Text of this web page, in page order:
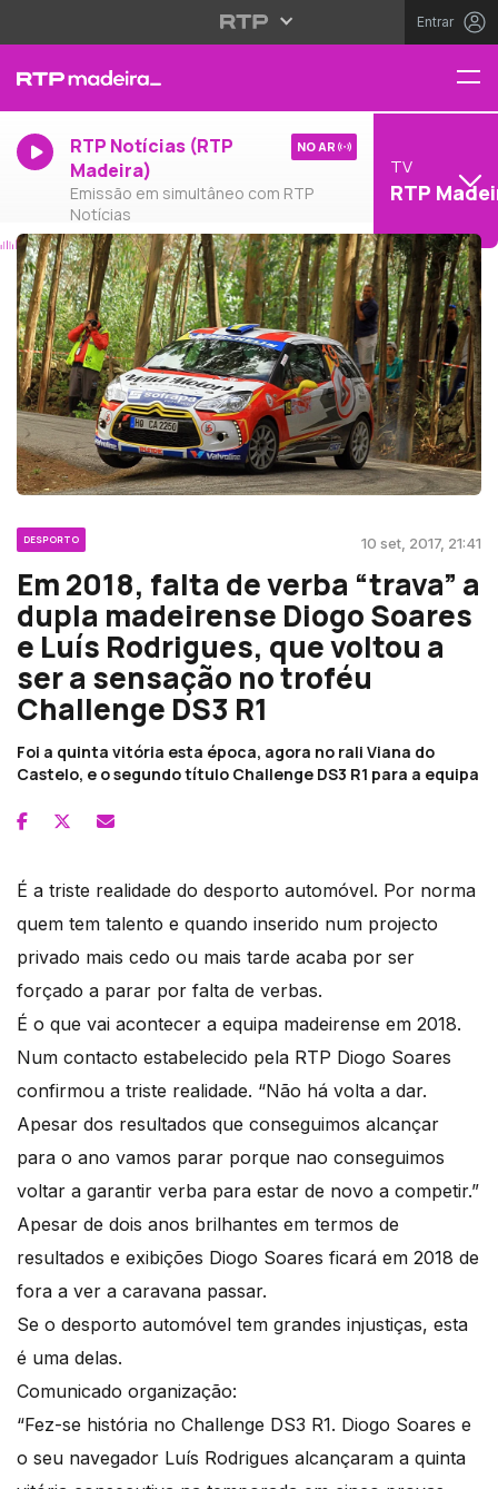
Entrar
RTP Notícias (RTP
Madeira)
Emissão em simultâneo com RTP
Notícias
NO AR
TV
RTP
DESPORTO 10 set, 2017, 21:41
Em 2018, falta de verba “trava” a
dupla madeirense Diogo Soares
e Luís Rodrigues, que voltou a
ser a sensação no troféu
Challenge DS3 R1
Foi a quinta vitória esta época, agora no rali Viana do
Castelo, e o segundo título Challenge DS3 R1 para a equipa
É a triste realidade do desporto automóvel. Por norma
quem tem talento e quando inserido num projecto
privado mais cedo ou mais tarde acaba por ser
forçado a parar por falta de verbas.
É o que vai acontecer a equipa madeirense em 2018.
Num contacto estabelecido pela RTP Diogo Soares
confirmou a triste realidade. “Não há volta a dar.
Apesar dos resultados que conseguimos alcançar
para o ano vamos parar porque nao conseguimos
voltar a garantir verba para estar de novo a competir.”
Apesar de dois anos brilhantes em termos de
resultados e exibições Diogo Soares ficará em 2018 de
fora a ver a caravana passar.
Se o desporto automóvel tem grandes injustiças, esta
é uma delas.
Comunicado organização:
“Fez-se história no Challenge DS3 R1. Diogo Soares e
o seu navegador Luís Rodrigues alcançaram a quinta